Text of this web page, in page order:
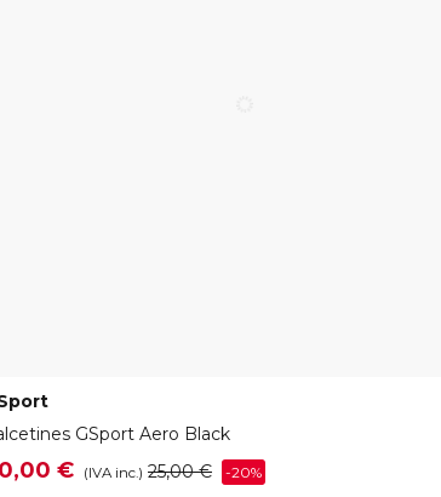
GSport Aero Black
€ (IVA inc.) 25,00 € -20%